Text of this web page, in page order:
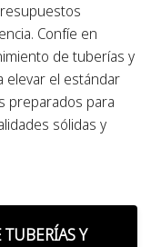
Confíe en
de tuberías y
elevar el estándar
preparados para
sólidas y
Y